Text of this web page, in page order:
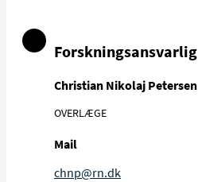
Forskningsansvarlig
Christian Nikolaj Petersen
OVERLÆGE
Mail
chnp@rn.dk